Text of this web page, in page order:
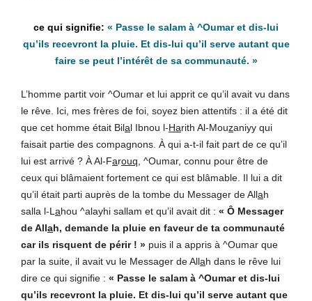
« Passe le salam à ^Oumar et dis-lui
qu’ils recevront la pluie. Et dis-lui qu’il serve autant que
faire se peut l’intérêt de sa communauté. »
L’homme partit voir ^Oumar et lui apprit ce qu’il avait vu dans
le rêve. Ici, mes frères de foi, soyez bien attentifs : il a été dit
que cet homme était Bilal Ibnou l-Harith Al-Mouzaniyy qui
faisait partie des compagnons. À qui a-t-il fait part de ce qu’il
lui est arrivé ? À Al-Farouq , ^Oumar, connu pour être de
ceux qui blâmaient fortement ce qui est blâmable. Il lui a dit
qu’il était parti auprès de la tombe du Messager de Allah
salla l-L ahou ^alayhi sallam et qu’il avait dit : « Ô Messager
de Allah, demande la pluie en faveur de ta communauté
car ils risquent de périr ! » puis il a appris à ^Oumar que
par la suite, il avait vu le Messager de Allah dans le rêve lui
dire ce qui signifie : « Passe le salam à ^Oumar et dis-lui
qu’ils recevront la pluie. Et dis-lui qu’il serve autant que